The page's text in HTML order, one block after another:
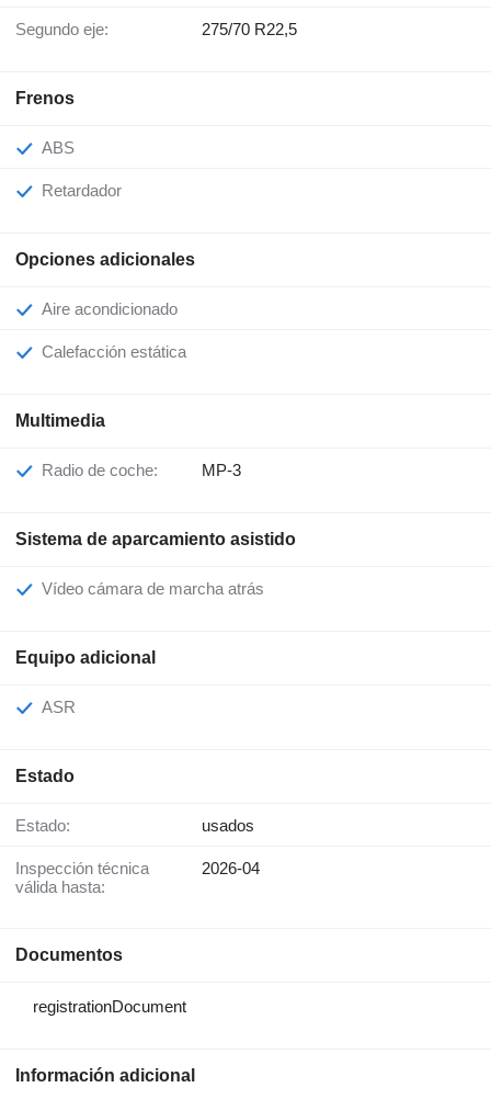
Segundo eje: 275/70 R22,5
Frenos
ABS
Retardador
Opciones adicionales
Aire acondicionado
Calefacción estática
Multimedia
Radio de coche: MP-3
Sistema de aparcamiento asistido
Vídeo cámara de marcha atrás
Equipo adicional
ASR
Estado
Estado: usados
Inspección técnica
válida hasta:
2026-04
Documentos
registrationDocument
Información adicional